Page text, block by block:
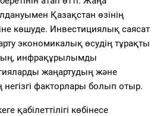
Қазақстан өзінің
көшуде. Инвестициялық саясат
экономикалық өсудің тұрақты
инфрақұрылымды
жаңартудың және
негізгі факторлары болып отыр.
қабілеттілігі көбінесе